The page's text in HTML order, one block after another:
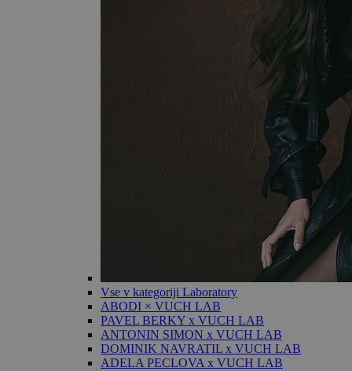
Vse v kategoriji Laboratory
ABODI × VUCH LAB
PAVEL BERKY x VUCH LAB
ANTONIN SIMON x VUCH LAB
DOMINIK NAVRATIL x VUCH LAB
ADELA PECLOVA x VUCH LAB